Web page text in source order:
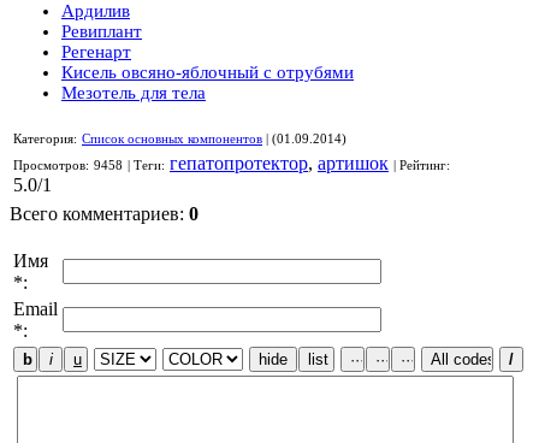
Ардилив
Ревиплант
Регенарт
Кисель овсяно-яблочный с отрубями
Мезотель для тела
Категория: Список основных компонентов | (01.09.2014)
Просмотров: 9458 | Теги: гепатопротектор, артишок | Рейтинг:
5.0/1
Всего комментариев: 0
Имя
*:
Email
*: